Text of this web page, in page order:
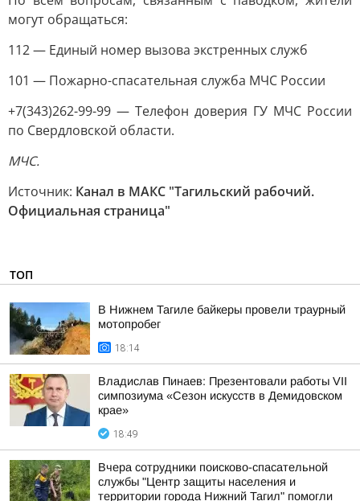
могут обращаться:
112 — Единый номер вызова экстренных служб
101 — Пожарно-спасательная служба МЧС России
+7(343)262-99-99 — Телефон доверия ГУ МЧС России
по Свердловской области.
МЧС.
Источник: Канал в МАКС "Тагильский рабочий.
Официальная страница"
ТОП
В Нижнем Тагиле байкеры провели траурный
мотопробег
18:14
Владислав Пинаев: Презентовали работы VII
симпозиума «Сезон искусств в Демидовском
крае»
18:49
Вчера сотрудники поисково-спасательной
службы "Центр защиты населения и
территории города Нижний Тагил" помогли